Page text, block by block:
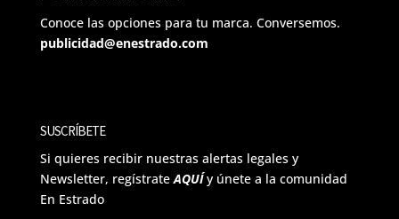
Conoce las opciones para tu marca. Conversemos.
publicidad@enestrado.com
SUSCRÍBETE
Si quieres recibir nuestras alertas legales y
Newsletter, regístrateAQUÍ y únete a la comunidad
En Estrado